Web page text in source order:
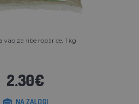
vab za ribe roparice, 1 kg
2.30€
NA ZALOGI